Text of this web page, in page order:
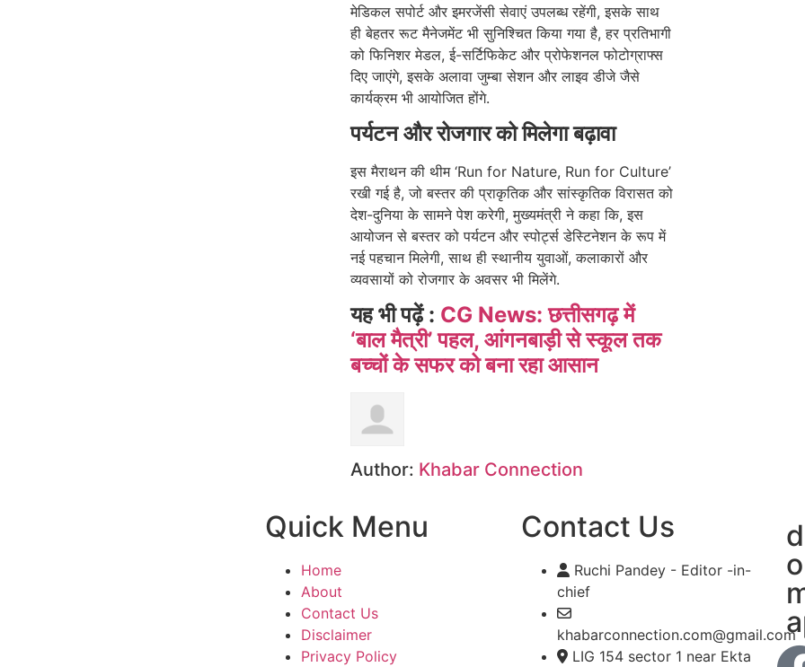
मेडिकल सपोर्ट और इमरजेंसी सेवाएं उपलब्ध रहेंगी, इसके साथ
ही बेहतर रूट मैनेजमेंट भी सुनिश्चित किया गया है, हर प्रतिभागी
को फिनिशर मेडल, ई-सर्टिफिकेट और प्रोफेशनल फोटोग्राफ्स
दिए जाएंगे, इसके अलावा जुम्बा सेशन और लाइव डीजे जैसे
कार्यक्रम भी आयोजित होंगे.
पर्यटन और रोजगार को मिलेगा बढ़ावा
इस मैराथन की थीम ‘Run for Nature, Run for Culture’
रखी गई है, जो बस्तर की प्राकृतिक और सांस्कृतिक विरासत को
देश-दुनिया के सामने पेश करेगी, मुख्यमंत्री ने कहा कि, इस
आयोजन से बस्तर को पर्यटन और स्पोर्ट्स डेस्टिनेशन के रूप में
नई पहचान मिलेगी, साथ ही स्थानीय युवाओं, कलाकारों और
व्यवसायों को रोजगार के अवसर भी मिलेंगे.
यह भी पढ़ें : CG News: छत्तीसगढ़ में
‘बाल मैत्री’ पहल, आंगनबाड़ी से स्कूल तक
बच्चों के सफर को बना रहा आसान
Author: Khabar Connection
Quick Menu
Home
About
Contact Us
Disclaimer
Privacy Policy
Contact Us
Ruchi Pandey - Editor -in-
chief
khabarconnection.com@gmail.com
LIG 154 sector 1 near Ekta